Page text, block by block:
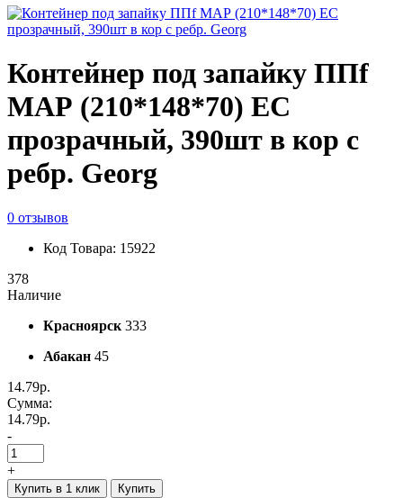
Контейнер под запайку ППf
МАР (210*148*70) ЕС
прозрачный, 390шт в кор с
ребр. Georg
0 отзывов
Код Товара: 15922
378
Наличие
Красноярск 333
Абакан 45
14.79р.
Сумма:
14.79р.
-
+
Купить в 1 клик Купить